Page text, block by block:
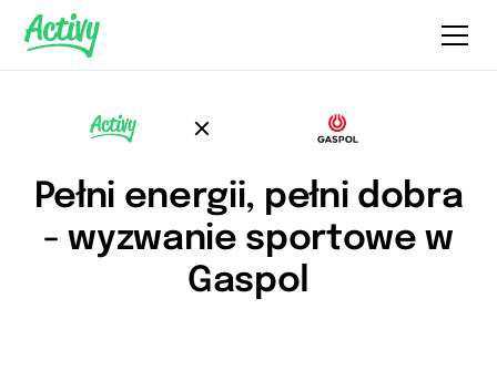
Pełni energii, pełni dobra
- wyzwanie sportowe w
Gaspol